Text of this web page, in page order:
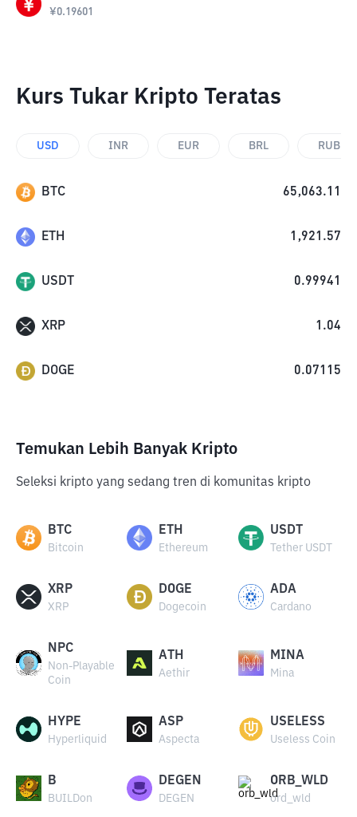
¥0.19601
Kurs Tukar Kripto Teratas
USD INR EUR BRL RUB
BTC 65,063.11
ETH 1,921.57
USDT 0.99941
XRP 1.04
DOGE 0.07115
Temukan Lebih Banyak Kripto
Seleksi kripto yang sedang tren di komunitas kripto
BTC
Bitcoin
ETH
Ethereum
USDT
Tether USDT
XRP
XRP
DOGE
Dogecoin
ADA
Cardano
NPC
Non-Playable
Coin
ATH
Aethir
MINA
Mina
HYPE
Hyperliquid
ASP
Aspecta
USELESS
Useless Coin
B
BUILDon
DEGEN
DEGEN
ORB_WLD
ord_wld